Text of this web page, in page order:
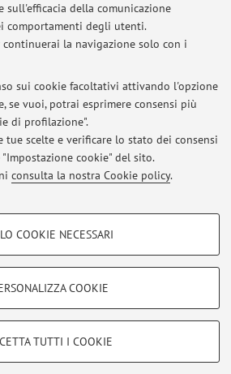
sull'efficacia della comunicazione
comportamenti degli utenti.
la navigazione solo con i
sui cookie facoltativi attivando l'opzione
se vuoi, potrai esprimere consensi più
di profilazione".
tue scelte e verificare lo stato dei consensi
cookie" del sito.
consulta la nostra Cookie policy.
- FACOLTATIVI
a titolo esemplificativo, per il corretto
COOKIE NECESSARI
COOKIE
TUTTI I COOKIE
applicato alla difesa delle
e genetica dei funghi;
computazionale
Ultimi avvisi
non sono presenti avvisi.
tutti i contenuti del sito.
Bologna - Partita IVA: 01131710376
legali|Impostazioni Cookie